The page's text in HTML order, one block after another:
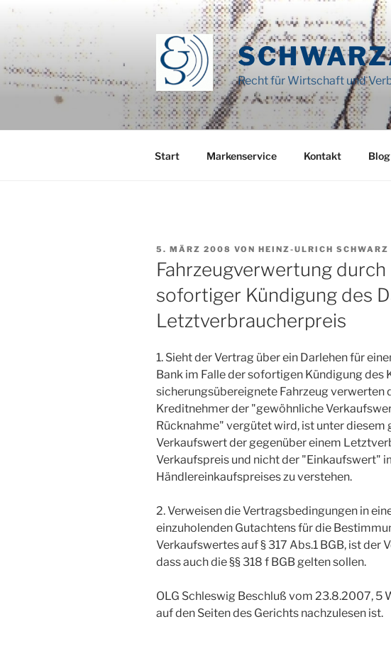
Zum
Inhalt
springen
Recht für Wirtschaft und
Start Markenservice Kontakt
VERÖFFENTLICHT
AM
5. MÄRZ 2008 VON HEINZ-ULRICH SCHWARZ
Fahrzeugverwertung durch
sofortiger Kündigung des
Letztverbraucherpreis
1. Sieht der Vertrag über ein Darlehen für
Bank im Falle der sofortigen Kündigung des
sicherungsübereignete Fahrzeug verwerten
Kreditnehmer der "gewöhnliche
Rücknahme" vergütet wird, ist unter diesem
Verkaufswert der gegenüber einem
Verkaufspreis und nicht der "Einkaufswert"
Händlereinkaufspreises zu verstehen.
2. Verweisen die Vertragsbedingungen in
einzuholenden Gutachtens für die
Verkaufswertes auf § 317 Abs.1 BGB, ist der
dass auch die §§ 318 f BGB gelten sollen.
OLG Schleswig Beschluß vom 23.8.2007, 5
auf den Seiten des Gerichts nachzulesen ist.